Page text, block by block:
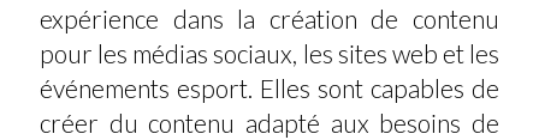
expérience dans la création de contenu
pour les médias sociaux, les sites web et les
événements esport. Elles sont capables de
créer du contenu adapté aux besoins de